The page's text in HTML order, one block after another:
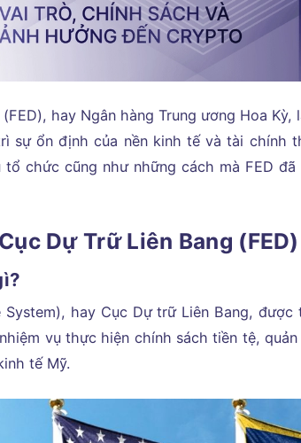
hay Ngân hàng Trung ương Hoa
sự ổn định của nền kinh tế và tài chính
chức cũng như những cách mà FED
Dự Trữ Liên Bang (FED)
System), hay Cục Dự trữ Liên Bang,
vụ thực hiện chính sách tiền tệ,
tế Mỹ.